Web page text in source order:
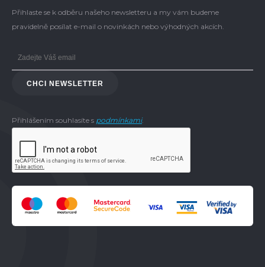
Přihlaste se k odběru našeho newsletteru a my vám budeme
pravidelně posílat e-mail o novinkách nebo výhodných akcích.
CHCI NEWSLETTER
Přihlášením souhlasíte s podmínkami.